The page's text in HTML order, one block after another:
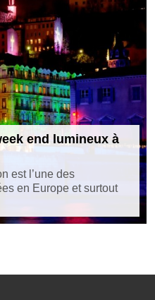
end lumineux à
est l’une des
en Europe et surtout